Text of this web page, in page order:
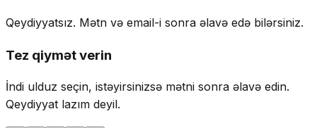
Qeydiyyatsız. Mətn və email-i sonra əlavə edə bilərsiniz.
Tez qiymət verin
İndi ulduz seçin, istəyirsinizsə mətni sonra əlavə edin.
Qeydiyyat lazım deyil.